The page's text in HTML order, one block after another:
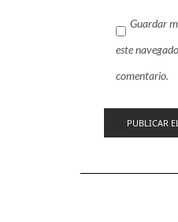
Guardar
este
comentario.